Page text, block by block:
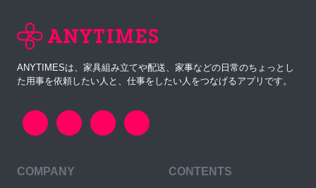
ANYTIMESは、家具組み立てや配送、家事などの日常のちょっとし
た用事を依頼したい人と、仕事をしたい人をつなげるアプリです。
COMPANY CONTENTS